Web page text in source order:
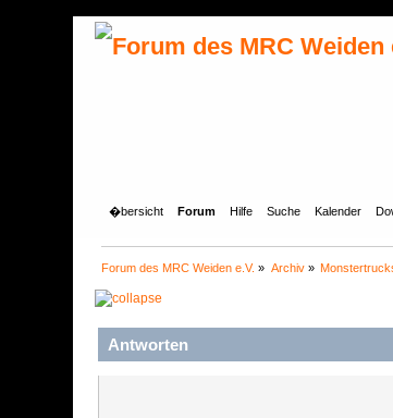
�bersicht Forum Hilfe Suche Kalender
Forum des MRC Weiden e.V. » Archiv»
Antworten